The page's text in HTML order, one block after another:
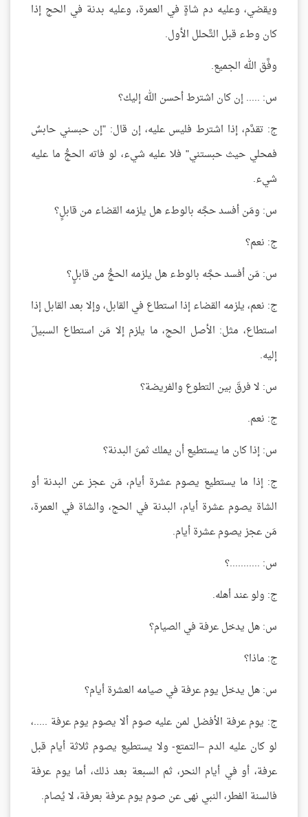
ويقضي، وعليه دم شاةٍ في العمرة، وعليه بدنة في الحج إذا
كان وطء قبل التَّحلل الأول.
وفَّق الله الجميع.
س: ..... إن كان اشترط أحسن الله إليك؟
ج: تقدَّم، إذا اشترط فليس عليه، إن قال: "إن حبسني حابسٌ
فمحلي حيث حبستني" فلا عليه شيء، لو فاته الحجُّ ما عليه
شيء.
س: ومَن أفسد حجَّه بالوطء هل يلزمه القضاء من قابلٍ؟
ج: نعم؟
س: مَن أفسد حجَّه بالوطء هل يلزمه الحجُّ من قابلٍ؟
ج: نعم، يلزمه القضاء إذا استطاع في القابل، وإلا بعد القابل إذا
استطاع، مثل: الأصل الحج، ما يلزم إلا مَن استطاع السبيلَ
إليه.
س: لا فرقَ بين التطوع والفريضة؟
ج: نعم.
س: إذا كان ما يستطيع أن يملك ثمنَ البدنة؟
ج: إذا ما يستطيع يصوم عشرة أيام، مَن عجز عن البدنة أو
الشاة يصوم عشرة أيام، البدنة في الحج، والشاة في العمرة،
مَن عجز يصوم عشرة أيام.
س: ...........؟
ج: ولو عند أهله.
س: هل يدخل عرفة في الصيام؟
ج: ماذا؟
س: هل يدخل يوم عرفة في صيامه العشرة أيام؟
ج: يوم عرفة الأفضل لمن عليه صوم ألا يصوم يوم عرفة .....،
لو كان عليه الدم –التمتع- ولا يستطيع يصوم ثلاثة أيام قبل
عرفة، أو في أيام النحر، ثم السبعة بعد ذلك، أما يوم عرفة
فالسنة الفطر، النبي نهى عن صوم يوم عرفة بعرفة، لا يُصام.